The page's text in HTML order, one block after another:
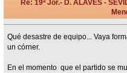
Re: 19ª Jor.- D. ALAVÉS -
Qué desastre de equipo... Vaya
un córner.
En el momento que el partido se